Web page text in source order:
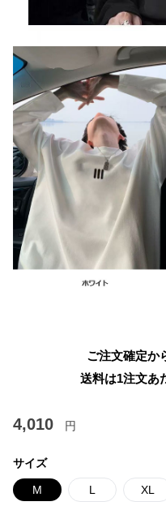
ご注文確定か
送料は1注文あ
4,010 円
サイズ
M L XL